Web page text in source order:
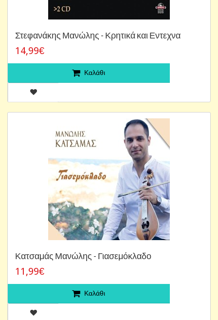
Στεφανάκης Μανώλης - Κρητικά και Εντεχνα
14,99€
Καλάθι
Κατσαμάς Μανώλης - Γιασεμόκλαδο
11,99€
Καλάθι